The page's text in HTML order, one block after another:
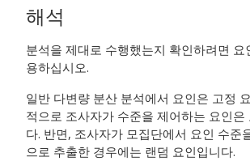
해석
분석을 제대로 수행했는지 확인하려면 요
용하십시오.
일반 다변량 분산 분석에서 요인은 고정
적으로 조사자가 수준을 제어하는 요인은
다. 반면, 조사자가 모집단에서 요인 수준
으로 추출한 경우에는 랜덤 요인입니다.